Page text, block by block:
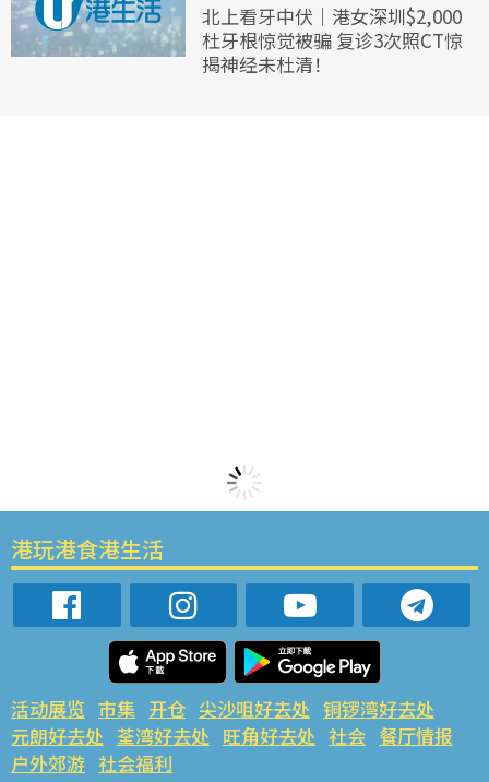
北上看牙中伏｜港女深圳$2,000
杜牙根惊觉被骗 复诊3次照CT惊
揭神经未杜清！
港玩港食港生活
活动展览 市集 开仓 尖沙咀好去处 铜锣湾好去处
元朗好去处 荃湾好去处 旺角好去处 社会 餐厅情报
户外郊游 社会福利